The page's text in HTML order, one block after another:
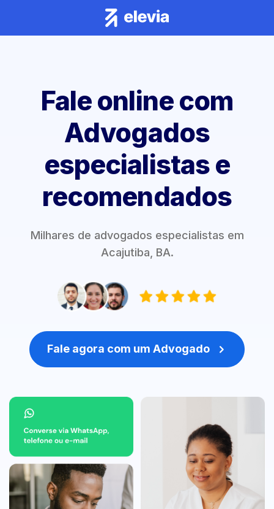
Fale online com
Advogados
especialistas e
recomendados
Milhares de advogados especialistas em
Acajutiba, BA.
Fale agora com um Advogado 